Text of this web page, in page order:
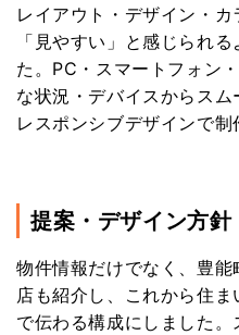
レイアウト・デザイン・
「見やすい」と感じられ
た。PC・スマートフォン
な状況・デバイスからスム
レスポンシブデザインで制
提案・デザイン方針
物件情報だけでなく、豊
店も紹介し、これから住
で伝わる構成にしました